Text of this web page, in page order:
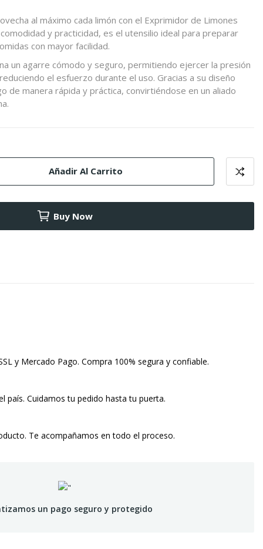
al máximo cada limón con el Exprimidor de Limones
y practicidad, es el utensilio ideal para preparar
con mayor facilidad.
un agarre cómodo y seguro, permitiendo ejercer la presión
el esfuerzo durante el uso. Gracias a su diseño
de manera rápida y práctica, convirtiéndose en un aliado
Añadir Al Carrito
Buy Now
y Mercado Pago. Compra 100% segura y confiable.
país. Cuidamos tu pedido hasta tu puerta.
Te acompañamos en todo el proceso.
un pago seguro y protegido